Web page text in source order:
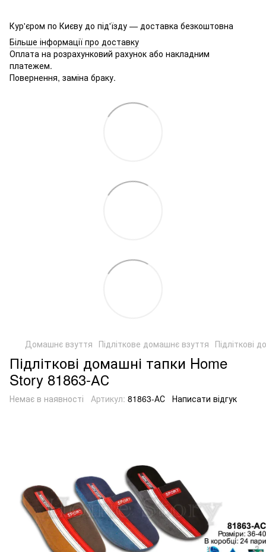
Кур'єром по Києву до під'їзду — доставка безкоштовна
Більше інформації про доставку
Оплата на розрахунковий рахунок або накладним
платежем.
Повернення, заміна браку.
Домашнє взуття Підліткове домашнє взуття Підліткові
Підліткові домашні тапки Home
Story 81863-АС
Немає в наявності Артикул: 81863-АС Написати відгук